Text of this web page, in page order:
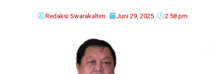
Redaksi Swarakaltim Juni 29, 2025 2:58 pm